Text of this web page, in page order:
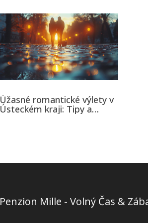
Úžasné romantické výlety v
Ústeckém kraji: Tipy a
Penzion Mille - Volný Čas &